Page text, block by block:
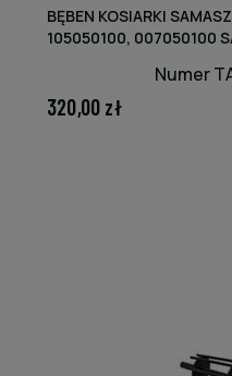
BĘBEN KOSIARKI
105050100, 007050100
Numer
320,00 zł